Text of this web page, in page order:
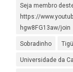
Seja membro
https://
hgw8FG13aw/join
Sobradinho
Universidade da